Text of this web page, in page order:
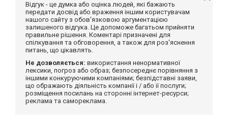
Відгук - це думка або оцінка людей, які бажають
передати досвід або враження іншим користувачам
нашого сайту з обов'язковою аргументацією
залишеного відгука. Це допоможе багатьом прийняти
правильне рішення. Коментарі призначені для
спілкування та обговорення, а також для роз'яснення
питань, що цікавлять.
Не дозволяється: використання ненормативної
лексики, погроз або образ; безпосереднє порівняння з
іншими конкуруючими компаніями; безпідставні заяви,
що ображають діяльність компанії і / або її послуги;
розміщення посилань на сторонні інтернет-ресурси;
реклама та самореклама.